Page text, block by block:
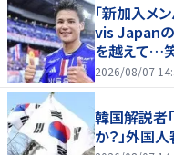
｢新加入メ
vis Japanの
を越えて…
2026/08/07
韓国解説者
か？」外国